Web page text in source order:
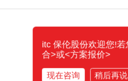
itc 保伦股份欢迎您!
合>或<方案报价>
现在咨询 稍后再说